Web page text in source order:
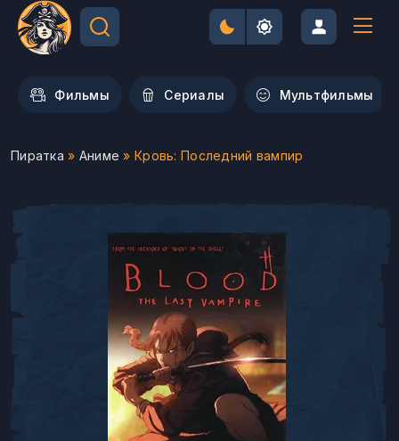
Фильмы Сериалы Мультфильмы
Пиратка » Аниме » Кровь: Последний вампир